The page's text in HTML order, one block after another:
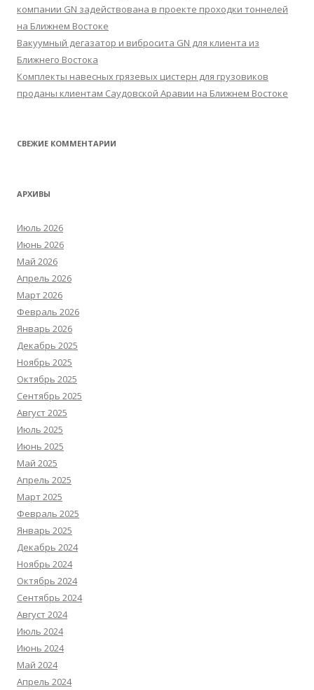
компании GN задействована в проекте проходки тоннелей
на Ближнем Востоке
Вакуумный дегазатор и вибросита GN для клиента из
Ближнего Востока
Комплекты навесных грязевых цистерн для грузовиков
проданы клиентам Саудовской Аравии на Ближнем Востоке
СВЕЖИЕ КОММЕНТАРИИ
АРХИВЫ
Июль 2026
Июнь 2026
Май 2026
Апрель 2026
Март 2026
Февраль 2026
Январь 2026
Декабрь 2025
Ноябрь 2025
Октябрь 2025
Сентябрь 2025
Август 2025
Июль 2025
Июнь 2025
Май 2025
Апрель 2025
Март 2025
Февраль 2025
Январь 2025
Декабрь 2024
Ноябрь 2024
Октябрь 2024
Сентябрь 2024
Август 2024
Июль 2024
Июнь 2024
Май 2024
Апрель 2024